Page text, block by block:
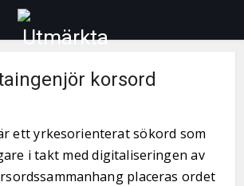
korsord
ett yrkesorienterat sökord som
i takt med digitaliseringen av
placeras ordet